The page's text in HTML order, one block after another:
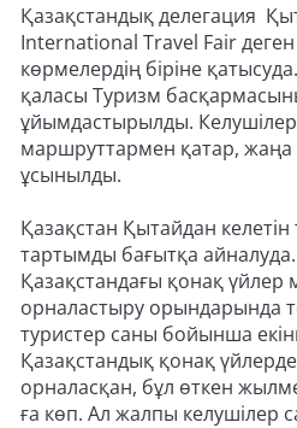
Қазақстандық делегация
International Travel Fair деген
көрмелердің біріне
қаласы Туризм
ұйымдастырылды.
маршруттармен қатар, жаңа
ұсынылды.
Қазақстан Қытайдан келетін
тартымды бағытқа
Қазақстандағы қонақ үйлер
орналастыру орындарында
туристер саны бойынша
Қазақстандық қонақ
орналасқан, бұл өткен
ға көп. Ал жалпы келушілер